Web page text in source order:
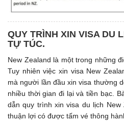
QUY TRÌNH XIN VISA DU
TỰ TÚC.
New Zealand là một trong những
Tuy nhiên việc xin visa New
mà người lần đầu xin visa thường
nhiều thời gian đi lại và tiền bạc.
dẫn quy trình xin visa du lịch
thuận lợi có được tấm vé thông